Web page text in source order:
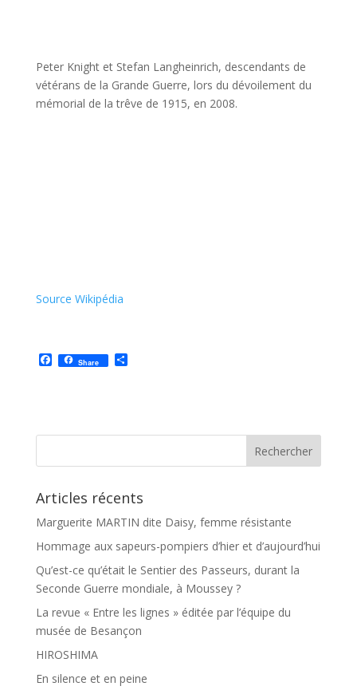
Peter Knight et Stefan Langheinrich, descendants de
vétérans de la Grande Guerre, lors du dévoilement du
mémorial de la trêve de 1915, en 2008.
Source Wikipédia
F
a
o
Share P
e
Articles récents
Marguerite MARTIN dite Daisy, femme résistante
Hommage aux sapeurs-pompiers d’hier et d’aujourd’hui
Qu’est-ce qu’était le Sentier des Passeurs, durant la
Seconde Guerre mondiale, à Moussey ?
La revue « Entre les lignes » éditée par l’équipe du
musée de Besançon
HIROSHIMA
En silence et en peine